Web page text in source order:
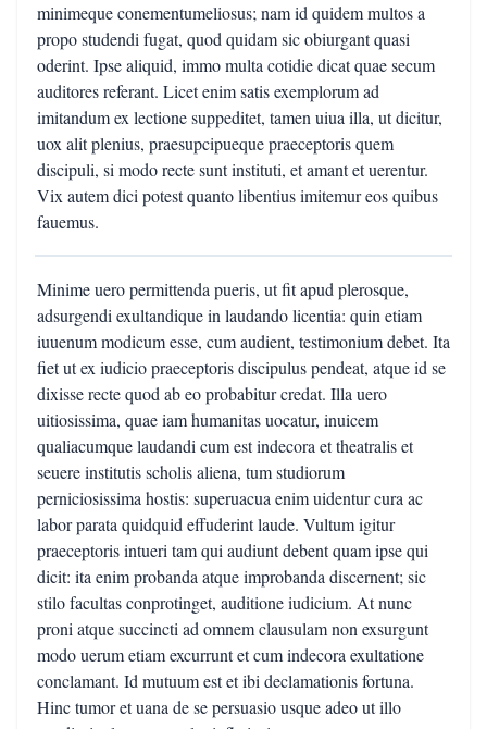
minimeque conementumeliosus; nam id quidem multos a
propo studendi fugat, quod quidam sic obiurgant quasi
oderint. Ipse aliquid, immo multa cotidie dicat quae secum
auditores referant. Licet enim satis exemplorum ad
imitandum ex lectione suppeditet, tamen uiua illa, ut dicitur,
uox alit plenius, praesupcipueque praeceptoris quem
discipuli, si modo recte sunt instituti, et amant et uerentur.
Vix autem dici potest quanto libentius imitemur eos quibus
fauemus.
Minime uero permittenda pueris, ut fit apud plerosque,
adsurgendi exultandique in laudando licentia: quin etiam
iuuenum modicum esse, cum audient, testimonium debet. Ita
fiet ut ex iudicio praeceptoris discipulus pendeat, atque id se
dixisse recte quod ab eo probabitur credat. Illa uero
uitiosissima, quae iam humanitas uocatur, inuicem
qualiacumque laudandi cum est indecora et theatralis et
seuere institutis scholis aliena, tum studiorum
perniciosissima hostis: superuacua enim uidentur cura ac
labor parata quidquid effuderint laude. Vultum igitur
praeceptoris intueri tam qui audiunt debent quam ipse qui
dicit: ita enim probanda atque improbanda discernent; sic
stilo facultas conprotinget, auditione iudicium. At nunc
proni atque succincti ad omnem clausulam non exsurgunt
modo uerum etiam excurrunt et cum indecora exultatione
conclamant. Id mutuum est et ibi declamationis fortuna.
Hinc tumor et uana de se persuasio usque adeo ut illo